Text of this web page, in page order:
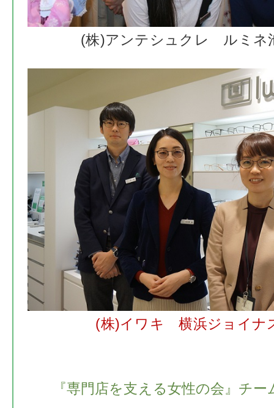
(株)アンテシュクレ ルミネ
(株)イワキ 横浜ジョイナ
『専門店を支える女性の会』チー